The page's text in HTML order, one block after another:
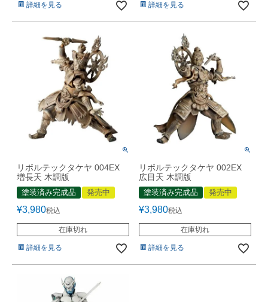
詳細を見る 詳細を見る
リボルテックタケヤ 004EX
増長天 木調版
塗装済み完成品 発売中
¥3,980税込
在庫切れ
詳細を見る
リボルテックタケヤ 002EX
広目天 木調版
塗装済み完成品 発売中
¥3,980税込
在庫切れ
詳細を見る